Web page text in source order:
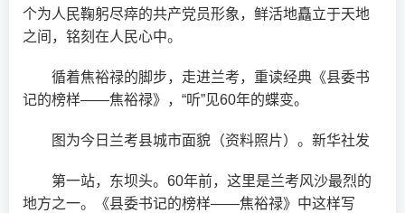
个为人民鞠躬尽瘁的共产党员形象，鲜活地矗立于天地
之间，铭刻在人民心中。
循着焦裕禄的脚步，走进兰考，重读经典《县委书
记的榜样——焦裕禄》，“听”见60年的蝶变。
图为今日兰考县城市面貌（资料照片）。新华社发
第一站，东坝头。60年前，这里是兰考风沙最烈的
地方之一。《县委书记的榜样——焦裕禄》中这样写